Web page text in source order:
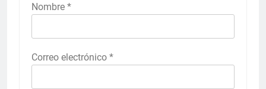
Nombre *
Correo electrónico *